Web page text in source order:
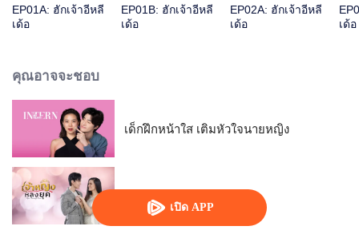
เปิด APP
EP01A: ฮักเจ้าอีหลี
เด้อ
EP01B: ฮักเจ้าอีหลี
เด้อ
EP02A: ฮักเจ้าอีหลี
เด้อ
เด้อ
คุณอาจจะชอบ
เด็กฝึกหน้าใส เติมหัวใจนายหญิง